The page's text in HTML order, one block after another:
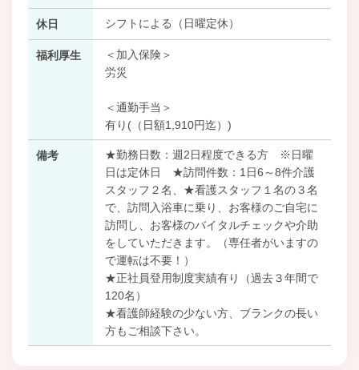
休日 シフトによる（日曜定休）
福利厚生
＜加入保険＞
労災
＜通勤手当＞
有り(（日額1,910円迄）)
備考
★勤務日数：週2日程度できる方 ※日曜
日は定休日 ★訪問件数：1日6～8件介護
スタッフ２名、★看護スタッフ１名の３名
で、訪問入浴車に乗り、お客様のご自宅に
訪問し、お客様のバイタルチェックや介助
をしていただきます。（専任者がいますの
で運転は不要！）
★正社員登用制度実績有り（過去３年間で
120名）
★看護師経験の少ない方、ブランクの長い
方もご相談下さい。